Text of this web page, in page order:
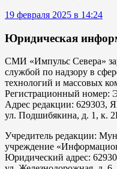
19 февраля 2025 в 14:24
Юридическая
СМИ «Импульс Севера»
службой по надзору в
технологий и массовых
Регистрационный номер:
Адрес редакции: 629303,
ул. Подшибякина, д. 1, к.
Учредитель редакции:
учреждение
Юридический адрес: